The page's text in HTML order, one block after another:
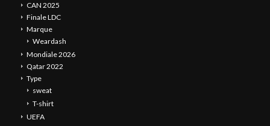
CAN 2025
Finale LDC
Marque
Weardash
Mondiale 2026
Qatar 2022
Type
sweat
T-shirt
UEFA